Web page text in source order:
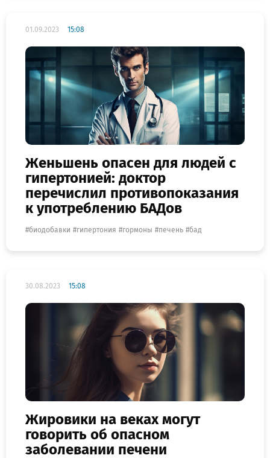
01.09.2023 15:08
Женьшень опасен для людей с
гипертонией: доктор
перечислил противопоказания
к употреблению БАДов
биодобавки гипертония гормоны печень бад
30.08.2023 15:08
Жировики на веках могут
говорить об опасном
заболевании печени